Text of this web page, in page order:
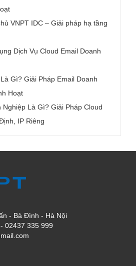
VNPT IDC – Giải pháp hạ tầng
Dịch Vụ Cloud Email Doanh
Gì? Giải Pháp Email Doanh
Hoạt
Nghiệp Là Gì? Giải Pháp Cloud
IP Riêng
- Bà Đình - Hà Nội
02437 335 999